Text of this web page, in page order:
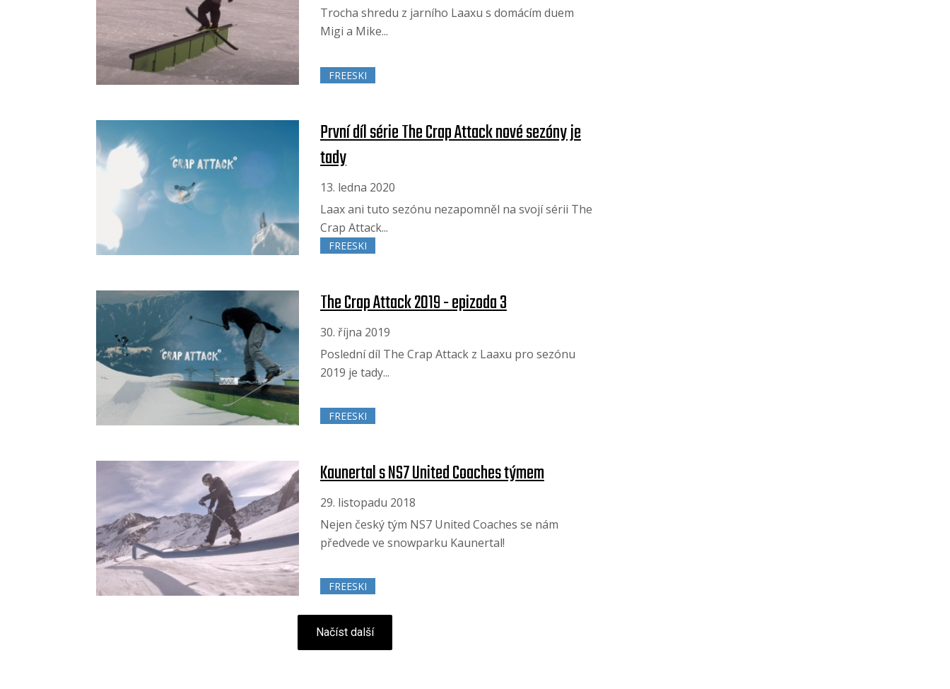
Trocha shredu z jarního Laaxu s domácím duem
Migi a Mike...
FREESKI
První díl série The Crap Attack nové sezóny je
tady
13. ledna 2020
Laax ani tuto sezónu nezapomněl na svojí sérii The
Crap Attack...
FREESKI
The Crap Attack 2019 - epizoda 3
30. října 2019
Poslední díl The Crap Attack z Laaxu pro sezónu
2019 je tady...
FREESKI
Kaunertal s NS7 United Coaches týmem
29. listopadu 2018
Nejen český tým NS7 United Coaches se nám
předvede ve snowparku Kaunertal!
FREESKI
Načíst další